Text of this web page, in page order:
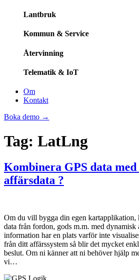
Lantbruk
Kommun & Service
Återvinning
Telematik & IoT
Om
Kontakt
Boka demo →
Tag: LatLng
Kombinera GPS data
affärsdata ?
Om du vill bygga din egen kartapplikation,
data från fordon, gods m.m. med dynamisk
information har en plats varför inte
från ditt affärssystem så blir det mycket
beslut. Om ni känner att ni behöver hjälp
vi…